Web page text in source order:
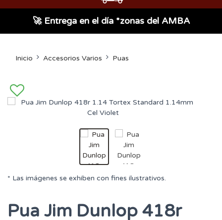
🚀 Entrega en el día *zonas del AMBA
Inicio Accesorios Varios Puas
* Las imágenes se exhiben con fines ilustrativos.
Pua Jim Dunlop 418r